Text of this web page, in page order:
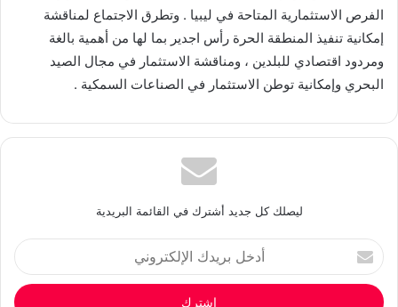
الفرص الاستثمارية المتاحة في ليبيا . وتطرق الاجتماع لمناقشة
إمكانية تنفيذ المنطقة الحرة رأس اجدير بما لها من أهمية بالغة
ومردود اقتصادي للبلدين ، ومناقشة الاستثمار في مجال الصيد
البحري وإمكانية توطن الاستثمار في الصناعات السمكية .
ليصلك كل جديد أشترك في القائمة البريدية
أدخل
بريدك
الإلكتروني